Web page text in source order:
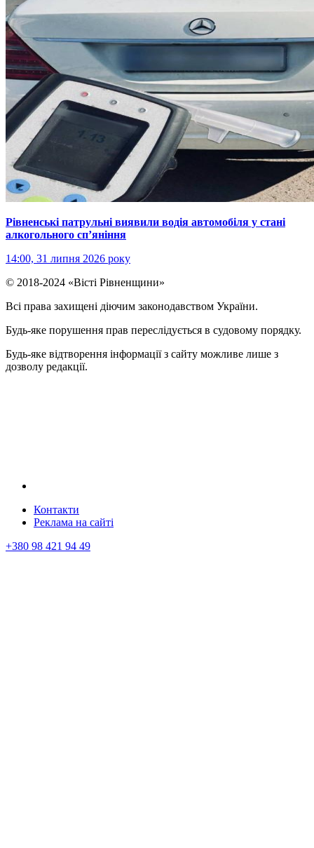
Рівненські патрульні виявили водія автомобіля у стані
алкогольного сп’яніння
14:00, 31 липня 2026 року
© 2018-2024 «Вісті Рівненщини»
Всі права захищені діючим законодавством України.
Будь-яке порушення прав переслідується в судовому порядку.
Будь-яке відтворення інформації з сайту можливе лише з
дозволу редакції.
Контакти
Реклама на сайтi
+380 98 421 94 49